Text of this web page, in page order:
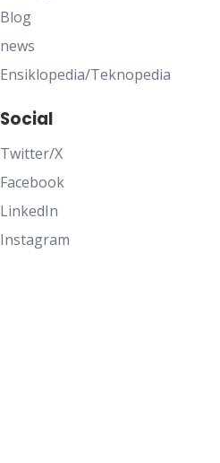
Blog
news
Ensiklopedia/Teknopedia
Social
Twitter/X
Facebook
LinkedIn
Instagram